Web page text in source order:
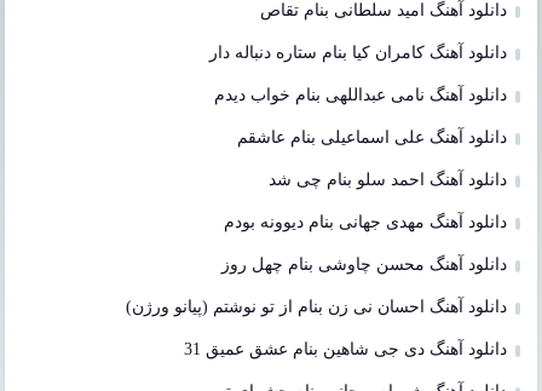
دانلود آهنگ امید سلطانی بنام تقاص
دانلود آهنگ کامران کیا بنام ستاره دنباله دار
دانلود آهنگ نامی عبداللهی بنام خواب دیدم
دانلود آهنگ علی اسماعیلی بنام عاشقم
دانلود آهنگ احمد سلو بنام چی شد
دانلود آهنگ مهدی جهانی بنام دیوونه بودم
دانلود آهنگ محسن چاوشی بنام چهل روز
دانلود آهنگ احسان نی زن بنام از تو نوشتم (پیانو ورژن)
دانلود آهنگ دی جی شاهین بنام عشق عمیق 31